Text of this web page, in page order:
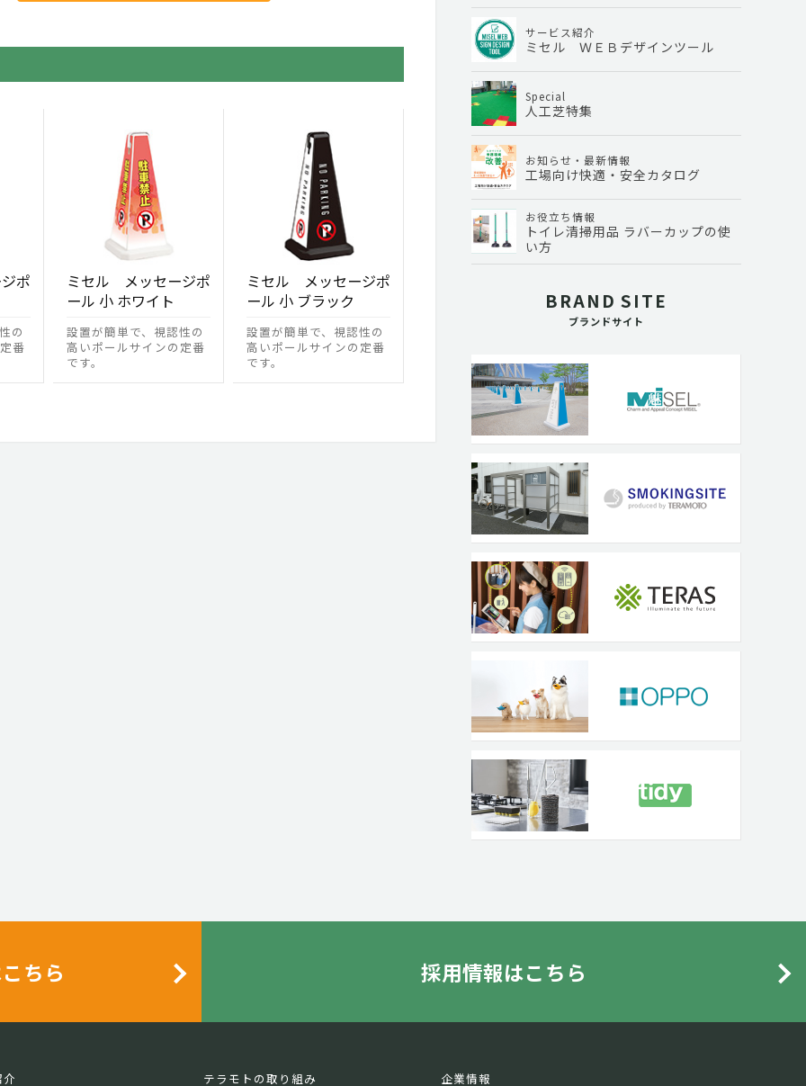
ポ
の
番
ミセル メッセージポ
ール 小 ホワイト
設置が簡単で、視認性の
高いポールサインの定番
です。
ミセル メッセージポ
ール 小 ブラック
設置が簡単で、視認性の
高いポールサインの定番
です。
サービス紹介
ミセル ＷＥＢデザインツール
Special
人工芝特集
お知らせ・最新情報
工場向け快適・安全カタログ
お役立ち情報
トイレ清掃用品 ラバーカップの使
い方
BRAND SITE
ブランドサイト
ちら 採用情報はこちら
テラモトの取り組み 企業情報